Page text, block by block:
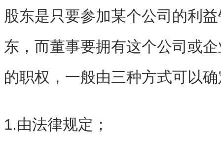
股东是只要参加某个公司的利
东，而董事要拥有这个公司或
的职权，一般由三种方式可以
1.由法律规定；